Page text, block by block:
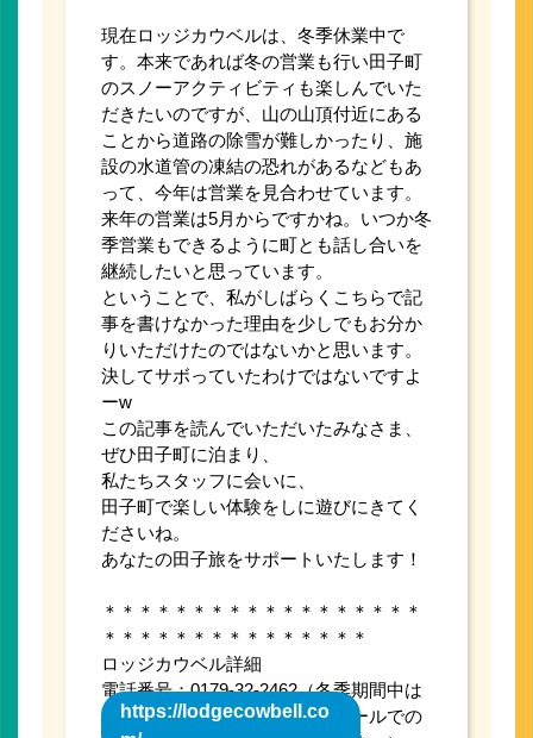
現在ロッジカウベルは、冬季休業中で
す。本来であれば冬の営業も行い田子町
のスノーアクティビティも楽しんでいた
だきたいのですが、山の山頂付近にある
ことから道路の除雪が難しかったり、施
設の水道管の凍結の恐れがあるなどもあ
って、今年は営業を見合わせています。
来年の営業は5月からですかね。いつか冬
季営業もできるように町とも話し合いを
継続したいと思っています。
ということで、私がしばらくこちらで記
事を書けなかった理由を少しでもお分か
りいただけたのではないかと思います。
決してサボっていたわけではないですよ
ーw
この記事を読んでいただいたみなさま、
ぜひ田子町に泊まり、
私たちスタッフに会いに、
田子町で楽しい体験をしに遊びにきてく
ださいね。
あなたの田子旅をサポートいたします！
＊＊＊＊＊＊＊＊＊＊＊＊＊＊＊＊＊＊
＊＊＊＊＊＊＊＊＊＊＊＊＊＊＊
ロッジカウベル詳細
電話番号：0179-32-2462（冬季期間中は
不通となっておりますので、メールでの
https://lodgecowbell.co